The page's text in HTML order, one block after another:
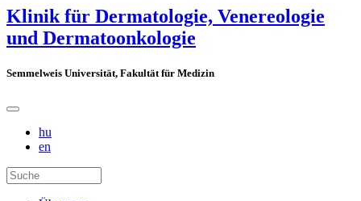
Klinik für Dermatologie, Venereologie
und Dermatoonkologie
Semmelweis Universität, Fakultät für Medizin
hu
en